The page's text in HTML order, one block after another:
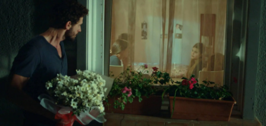
Los celos comienzan a aflorar en Mert
provoca los primeros enfrentamientos en la
pareja. Después de uno de ellos, Gülru se ha
enfadado mucho con Mert y este quiere hacer
las paces con ella. Acude a su casa para que le
perdone pero allí termina escuchando una
conversación entre las hermanas que le hacen
desistir de su intención de hablar con Gülru. Le
empiezan a comparar con Ömer y claro, Mert
siente que le desprecian.